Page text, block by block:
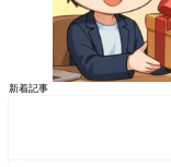
新着記事